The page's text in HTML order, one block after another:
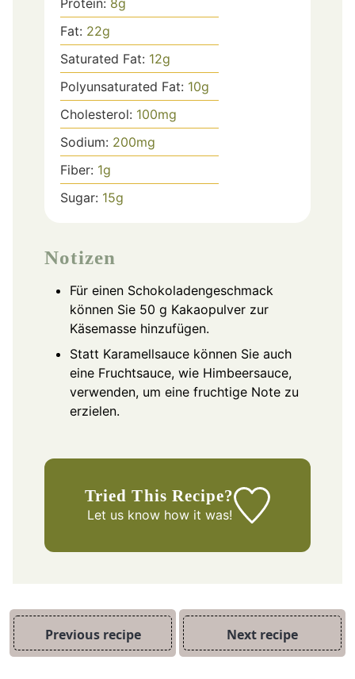
Fat: 22g
Saturated Fat: 12g
Polyunsaturated Fat: 10g
Cholesterol: 100mg
Sodium: 200mg
Fiber: 1g
Sugar: 15g
Notizen
Für einen Schokoladengeschmack
können Sie 50 g Kakaopulver zur
Käsemasse hinzufügen.
Statt Karamellsauce können Sie auch
eine Fruchtsauce, wie Himbeersauce,
verwenden, um eine fruchtige Note zu
erzielen.
Tried This Recipe?
Let us knowhow it was!
Previous recipe Next recipe